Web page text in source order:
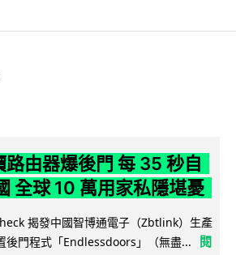
由器爆後門 每 35 秒自
全球 10 萬用家私隱堪憂
揭發中國智博通電子（Zbtlink）生產
後門程式「Endlessdoors」（無盡...
閱